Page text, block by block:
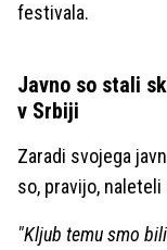
festivala.
Javno so stali
v Srbiji
Zaradi svojega
so, pravijo, naleteli
"Kljub temu smo